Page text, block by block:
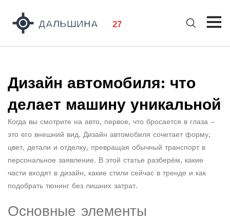
Дизайн автомобиля: что
делает машину уникальной
Когда вы смотрите на авто, первое, что бросается в глаза –
это его внешний вид. Дизайн автомобиля сочетает форму,
цвет, детали и отделку, превращая обычный транспорт в
персональное заявление. В этой статье разберём, какие
части входят в дизайн, какие стили сейчас в тренде и как
подобрать тюнинг без лишних затрат.
Основные элементы